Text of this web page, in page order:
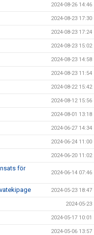
2024-08-26 14:46
2024-08-23 17:30
2024-08-23 17:24
2024-08-23 15:02
2024-08-23 14:58
2024-08-23 11:54
2024-08-22 15:42
2024-08-12 15:56
2024-08-01 13:18
2024-06-27 14:34
2024-06-24 11:00
2024-06-20 11:02
för
2024-06-14 07:46
2024-05-23 18:47
2024-05-23
2024-05-17 10:01
2024-05-06 13:57